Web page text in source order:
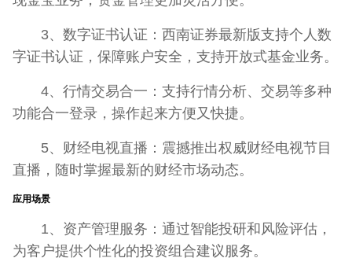
3、数字证书认证：西南证券最新版支持个人数
字证书认证，保障账户安全，支持开放式基金业务。
4、行情交易合一：支持行情分析、交易等多种
功能合一登录，操作起来方便又快捷。
5、财经电视直播：震撼推出权威财经电视节目
直播，随时掌握最新的财经市场动态。
应用场景
1、资产管理服务：通过智能投研和风险评估，
为客户提供个性化的投资组合建议服务。